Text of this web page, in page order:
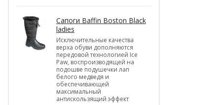
Cапоги Baffin Boston Black
ladies
Исключительные качества
верха обуви дополняются
передовой технологией Ice
Paw, воспроизводящей на
подошве подушечки лап
белого медведя и
обеспечивающей
максимальный
антискользящий эффект